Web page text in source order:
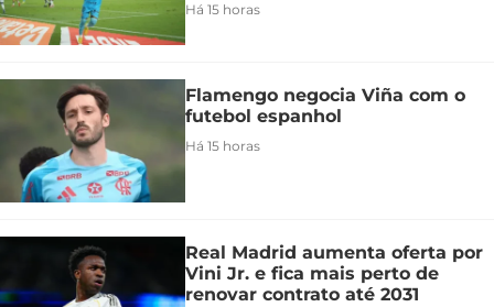
Há 15 horas
Flamengo negocia Viña com o
futebol espanhol
Há 15 horas
Real Madrid aumenta oferta por
Vini Jr. e fica mais perto de
renovar contrato até 2031